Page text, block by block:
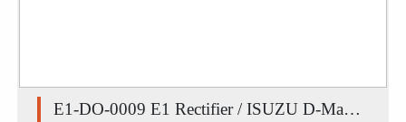
E1-DO-0009 E1 Rectifier / ISUZU D-Max